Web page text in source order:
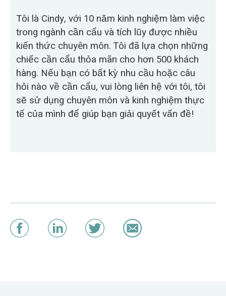
Tôi là Cindy, với 10 năm kinh nghiệm làm việc
trong ngành cần cẩu và tích lũy được nhiều
kiến thức chuyên môn. Tôi đã lựa chọn những
chiếc cần cẩu thỏa mãn cho hơn 500 khách
hàng. Nếu bạn có bất kỳ nhu cầu hoặc câu
hỏi nào về cần cẩu, vui lòng liên hệ với tôi, tôi
sẽ sử dụng chuyên môn và kinh nghiệm thực
tế của mình để giúp bạn giải quyết vấn đề!